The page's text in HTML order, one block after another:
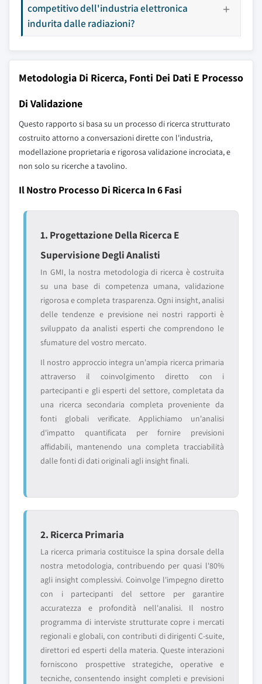
competitivo dell'industria elettronica
indurita dalle radiazioni?
Metodologia Di Ricerca, Fonti Dei Dati E Processo
Di Validazione
Questo rapporto si basa su un processo di ricerca strutturato
costruito attorno a conversazioni dirette con l'industria,
modellazione proprietaria e rigorosa validazione incrociata, e
non solo su ricerche a tavolino.
Il Nostro Processo Di Ricerca In 6 Fasi
1. Progettazione Della Ricerca E
Supervisione Degli Analisti
In GMI, la nostra metodologia di ricerca è costruita
su una base di competenza umana, validazione
rigorosa e completa trasparenza. Ogni insight, analisi
delle tendenze e previsione nei nostri rapporti è
sviluppato da analisti esperti che comprendono le
sfumature del vostro mercato.
Il nostro approccio integra un'ampia ricerca primaria
attraverso il coinvolgimento diretto con i
partecipanti e gli esperti del settore, completata da
una ricerca secondaria completa proveniente da
fonti globali verificate. Applichiamo un'analisi
d'impatto quantificata per fornire previsioni
affidabili, mantenendo una completa tracciabilità
dalle fonti di dati originali agli insight finali.
2. Ricerca Primaria
La ricerca primaria costituisce la spina dorsale della
nostra metodologia, contribuendo per quasi l'80%
agli insight complessivi. Coinvolge l'impegno diretto
con i partecipanti del settore per garantire
accuratezza e profondità nell'analisi. Il nostro
programma di interviste strutturate copre i mercati
regionali e globali, con contributi di dirigenti C-suite,
direttori ed esperti della materia. Queste interazioni
forniscono prospettive strategiche, operative e
tecniche, consentendo insight completi e previsioni